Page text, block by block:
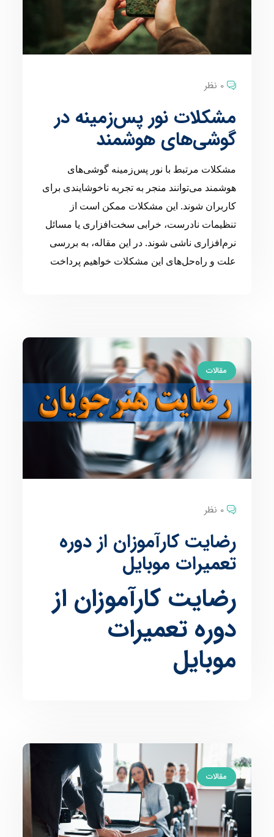
0 نظر
مشکلات نور پس‌زمینه در
گوشی‌های هوشمند
مشکلات مرتبط با نور پس‌زمینه گوشی‌های
هوشمند می‌توانند منجر به تجربه ناخوشایندی برای
کاربران شوند. این مشکلات ممکن است از
تنظیمات نادرست، خرابی سخت‌افزاری یا مسائل
نرم‌افزاری ناشی شوند. در این مقاله، به بررسی
علت و راه‌حل‌های این مشکلات خواهیم پرداخت
مقالات
0 نظر
رضایت کارآموزان از دوره
تعمیرات موبایل
رضایت کارآموزان از
دوره تعمیرات
موبایل
مقالات